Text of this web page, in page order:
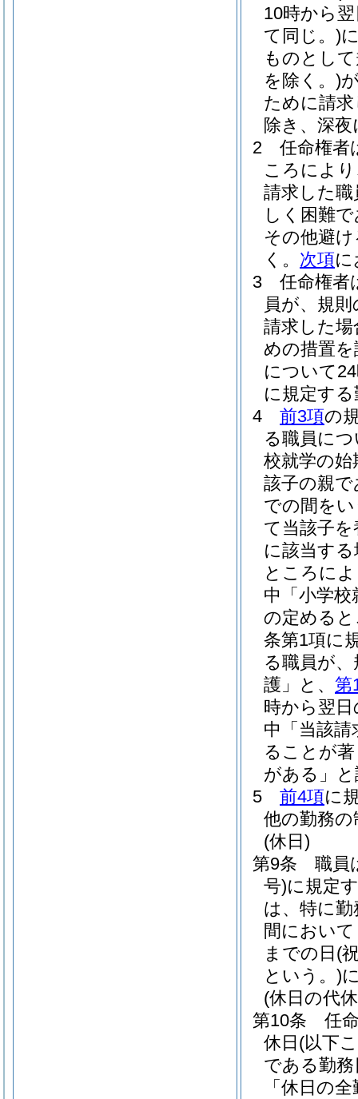
10時から
て同じ。)
ものとし
を除く。)
ために請
除き、深
2
任命権者
ころによ
請求した
しく困難
その他避
く。 次項に
3
任命権者
員が、規
請求した
めの措置
について
に規定す
4
前3項の
る職員に
校就学の
該子の親
での間を
て当該子
に該当す
ところに
中「小学
の定める
条第1項に
る職員が
護」と、 第
時から翌
中「当該
ることが
がある」
5
前4項に
他の勤務
(休日)
第9条
職員
号)に規定
は、特に
間におい
までの日 (
という。)
(休日の代
第10条
任
休日 (以下
である勤
「休日の